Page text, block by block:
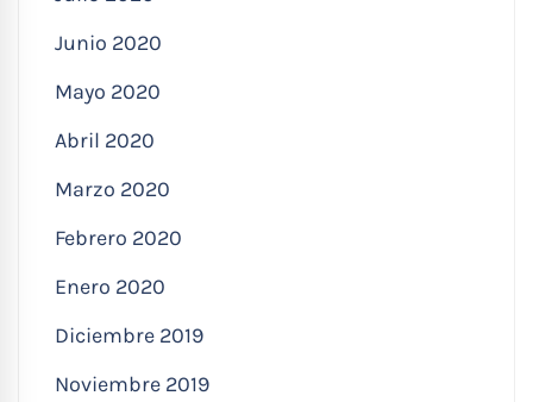
Junio 2020
Mayo 2020
Abril 2020
Marzo 2020
Febrero 2020
Enero 2020
Diciembre 2019
Noviembre 2019